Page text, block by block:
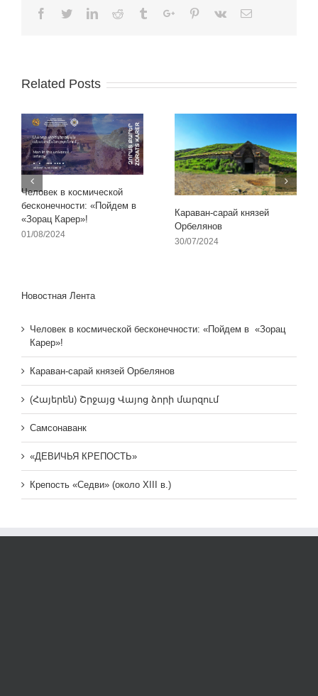
Facebook
TwitterLinkedinReddit TumblrGoogle+Pinterest
Vk Email
Related Posts
Человек в космической
бесконечности: «Пойдем в
«Зорац Карер»!
01/08/2024
Караван-сарай князей
Орбелянов
30/07/2024
Новостная Лента
Человек в космической бесконечности: «Пойдем в «Зорац
Карер»!
Караван-сарай князей Орбелянов
(Հայերեն) Շրջայց Վայոց ձորի մարզում
Самсонаванк
«ДЕВИЧЬЯ КРЕПОСТЬ»
Крепость «Седви» (около XIII в.)